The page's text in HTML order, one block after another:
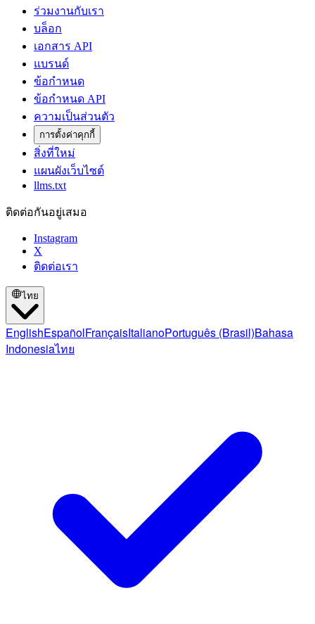
ร่วมงานกับเรา
บล็อก
เอกสาร API
แบรนด์
ข้อกำหนด
ข้อกำหนด API
ความเป็นส่วนตัว
การตั้งค่าคุกกี้
สิ่งที่ใหม่
แผนผังเว็บไซต์
llms.txt
ติดต่อกันอยู่เสมอ
Instagram
X
ติดต่อเรา
ไทย
EnglishEspañolFrançaisItalianoPortuguês (Brasil)Bahasa
Indonesiaไทย